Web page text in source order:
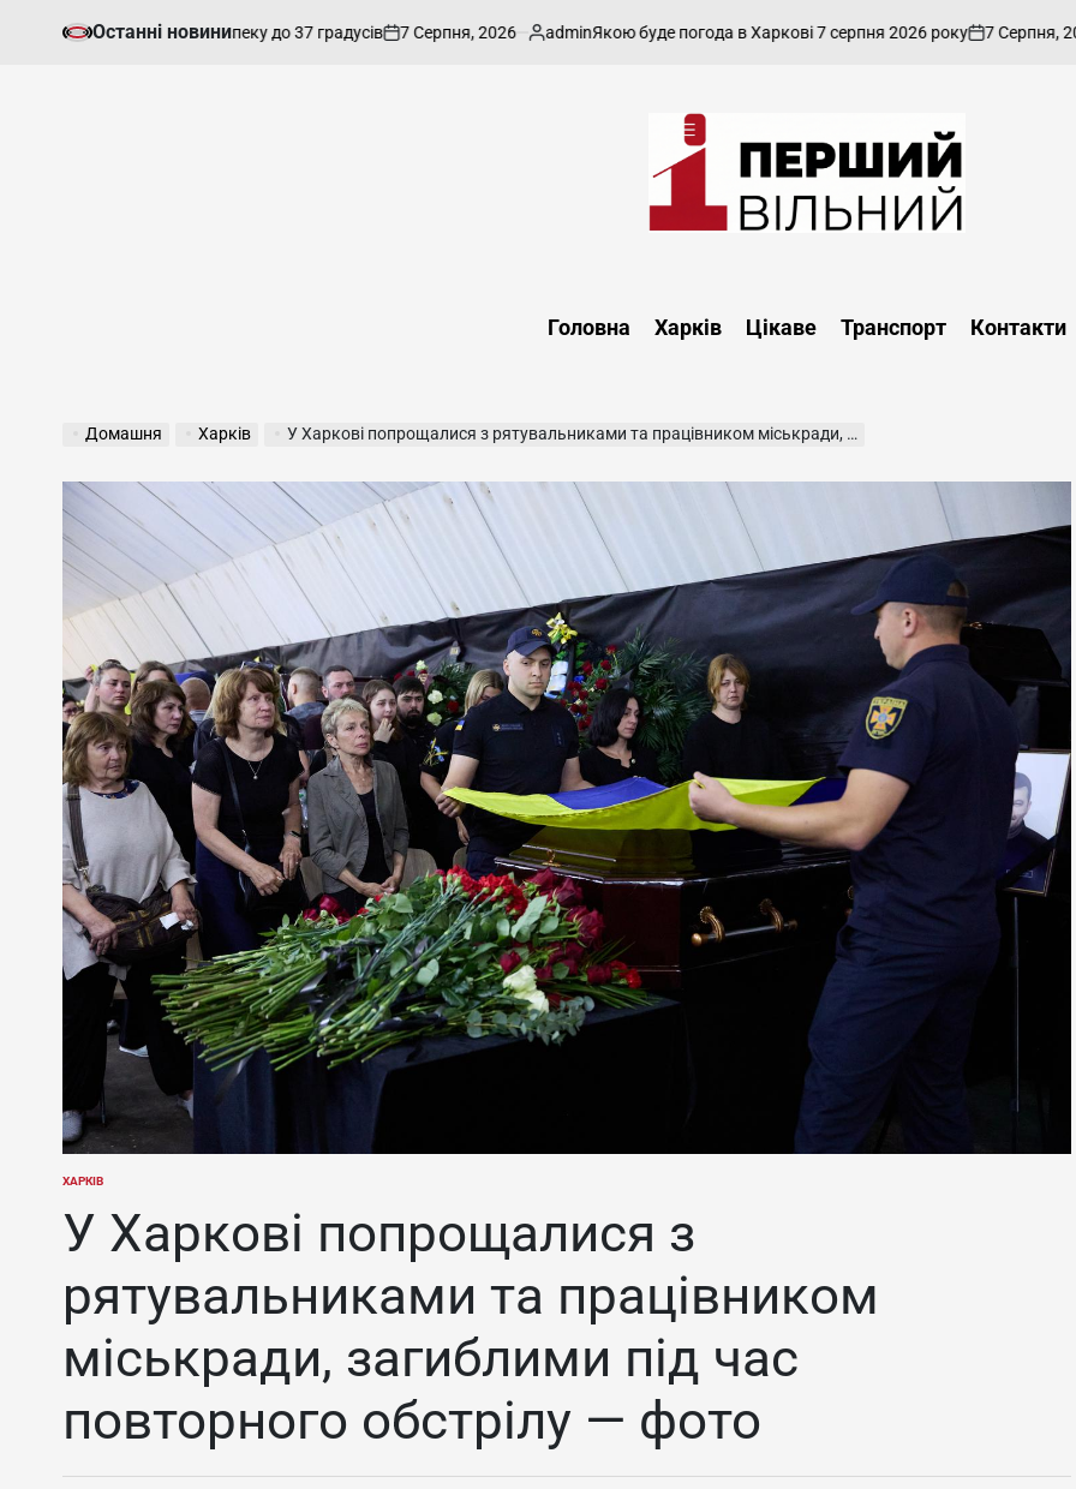
Останні новини
прогнозують спеку до 37 градусів
on
7 Серпня, 2026
Опубліковано
admin Якою буде погода в Харкові 7 серпня 2026 року
on
7 Серпня, 2026
харківський,
області
Головна Харків Цікаве Транспорт Контакти
Домашня Харків У Харкові попрощалися з рятувальниками та працівником міськради, загиблими під час повторного обстрілу — фото
ОПУБЛІКУВАТИ
ХАРКІВ
У Харкові попрощалися з
рятувальниками та працівником
міськради, загиблими під час
повторного обстрілу — фото